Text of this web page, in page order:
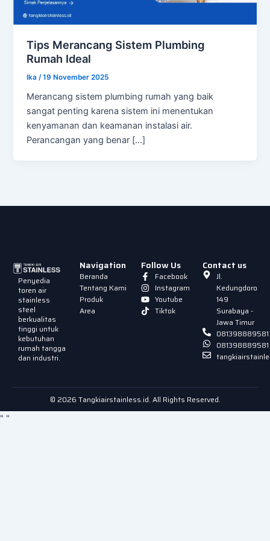
Tips Merancang Sistem Plumbing
Rumah Ideal
Ika /19 November 2025
Merancang sistem plumbing rumah yang baik
sangat penting karena sistem ini menentukan
kenyamanan dan keamanan instalasi air.
Perancangan yang benar […]
Penyedia
toren air
stainless
steel
berkualitas
tinggi untuk
kebutuhan
rumah tangga
dan industri.
Navigation
Beranda
Tentang Kami
Produk
Area
Follow Us
Facebook
Instagram
Youtube
Tiktok
Contact us
Jl.
Kedungdoro
149
Surabaya -
Jawa Timur
081398889581
081398889581
© 2026 Tangkiairstainless.id. All Rights Reserved.
" "